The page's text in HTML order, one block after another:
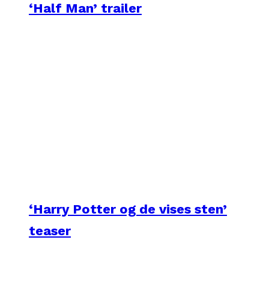
‘Half Man’ trailer
‘Harry Potter og de vises sten’
teaser